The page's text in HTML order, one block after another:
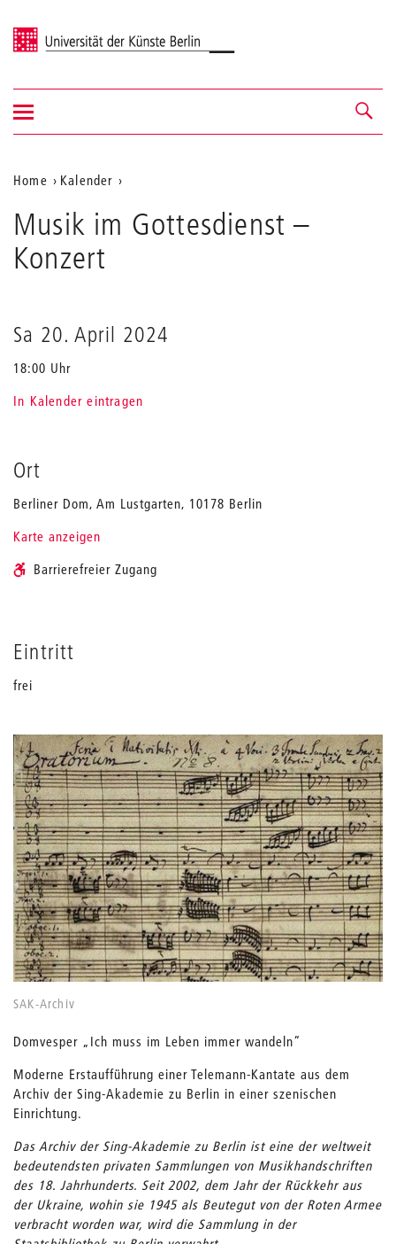
Universität der Künste Berlin
Navigation &
Suche
Navigation
ein-/ausblenden
Aktuelle
Position
auf
der
Home
Kalender
im
Gottesdienst
Musik im Gottesdienst –
Konzert
Sa 20. April 2024
18:00 Uhr
In Kalender eintragen
Ort
Berliner Dom, Am Lustgarten, 10178 Berlin
Karte anzeigen
Barrierefreier Zugang
Eintritt
frei
SAK-Archiv
Domvesper „Ich muss im Leben immer wandeln“
Moderne Erstaufführung einer Telemann-Kantate aus dem
Archiv der Sing-Akademie zu Berlin in einer szenischen
Einrichtung.
Das Archiv der Sing-Akademie zu Berlin ist eine der weltweit
bedeutendsten privaten Sammlungen von Musikhandschriften
des 18. Jahrhunderts. Seit 2002, dem Jahr der Rückkehr aus
der Ukraine, wohin sie 1945 als Beutegut von der Roten Armee
verbracht worden war, wird die Sammlung in der